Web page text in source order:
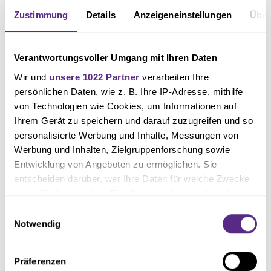
Zustimmung Details Anzeigeneinstellungen
Verantwortungsvoller Umgang mit Ihren Daten
Wir und unsere 1022 Partner verarbeiten Ihre
persönlichen Daten, wie z. B. Ihre IP-Adresse, mithilfe
von Technologien wie Cookies, um Informationen auf
Ihrem Gerät zu speichern und darauf zuzugreifen und so
personalisierte Werbung und Inhalte, Messungen von
Werbung und Inhalten, Zielgruppenforschung sowie
Entwicklung von Angeboten zu ermöglichen. Sie
entscheiden darüber, wer Ihre Daten für welche Zwecke
Trigger Symbol ändern oder widerrufen
Informationen über Ihre geografische Lage erfassen,
Notwendig
Präferenzen
Das Personal
Borkowski (Muskelverletzung), Maximilian Dittgen (Adduktorenabriss),
Florian Egerer (Achillessehnenriss), Dominik Becker (Wadenprobleme),
Omar Hanin (Innenbandverletzung), Jesse Tugbenyo (Knieverletzung) und
Alexander Hahn (Wadenzerrung) sieben Spieler aus. Bei dem zuletzt
ausgefallenen Jan-Simon Symalla äußerte Dietmar Hirsch auf der
Pressekonferenz vor dem Heimspiel Hoffnung auf eine Rückkehr. Definitiv
ausfallen wird der gesperrte Aljaz Casar (Rotsperre).
zurück. Auch sonst kann Cheftrainer Timo Schultz auf alle anderen